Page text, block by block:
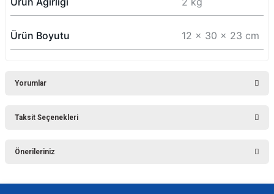
Ürün Boyutu 12 x 30 x 23 cm
Yorumlar
Taksit Seçenekleri
Önerileriniz